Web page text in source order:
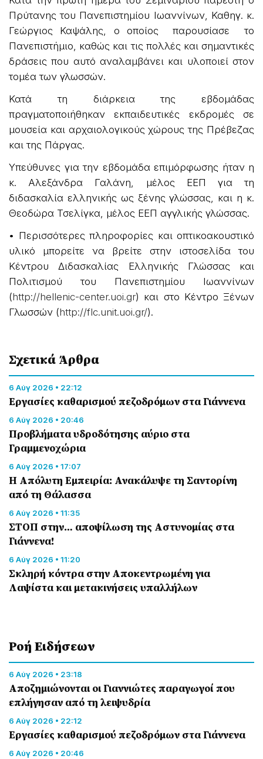
Πρύτανης του Πανεπιστημίου Ιωαννίνων, Καθηγ. κ.
Γεώργιος Καψάλης, ο οποίος παρουσίασε το
Πανεπιστήμιο, καθώς και τις πολλές και σημαντικές
δράσεις που αυτό αναλαμβάνει και υλοποιεί στον
τομέα των γλωσσών.
Κατά τη διάρκεια της εβδομάδας
πραγματοποιήθηκαν εκπαιδευτικές εκδρομές σε
μουσεία και αρχαιολογικούς χώρους της Πρέβεζας
και της Πάργας.
Υπεύθυνες για την εβδομάδα επιμόρφωσης ήταν η
κ. Αλεξάνδρα Γαλάνη, μέλος ΕΕΠ για τη
διδασκαλία ελληνικής ως ξένης γλώσσας, και η κ.
Θεοδώρα Τσελίγκα, μέλος ΕΕΠ αγγλικής γλώσσας.
• Περισσότερες πληροφορίες και οπτικοακουστικό
υλικό μπορείτε να βρείτε στην ιστοσελίδα του
Κέντρου Διδασκαλίας Ελληνικής Γλώσσας και
Πολιτισμού του Πανεπιστημίου Ιωαννίνων
(http://hellenic-center.uoi.gr) και στο Κέντρο Ξένων
Γλωσσών (http://flc.unit.uoi.gr/).
Σχετικά Άρθρα
6 Αύγ 2026 • 22:12
Εργασίες καθαρισμού πεζοδρόμων στα Γιάννενα
6 Αύγ 2026 • 20:46
Προβλήματα υδροδότησης αύριο στα
Γραμμενοχώρια
6 Αύγ 2026 • 17:07
Η Απόλυτη Εμπειρία: Ανακάλυψε τη Σαντορίνη
από τη Θάλασσα
6 Αύγ 2026 • 11:35
ΣΤΟΠ στην… αποψίλωση της Αστυνομίας στα
Γιάννενα!
6 Αύγ 2026 • 11:20
Σκληρή κόντρα στην Αποκεντρωμένη για
Λαψίστα και μετακινήσεις υπαλλήλων
Ροή Eιδήσεων
6 Αύγ 2026 • 23:18
Αποζημιώνονται οι Γιαννιώτες παραγωγοί που
επλήγησαν από τη λειψυδρία
6 Αύγ 2026 • 22:12
Εργασίες καθαρισμού πεζοδρόμων στα Γιάννενα
6 Αύγ 2026 • 20:46